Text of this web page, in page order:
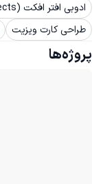
ادوبی افتر افکت (After Effects)
طراحی کارت ویزیت
پروژه‌ها